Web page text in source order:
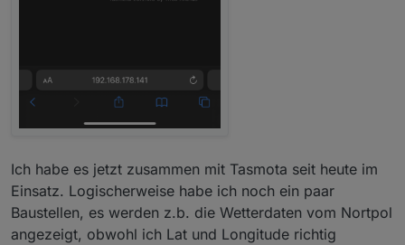
Ich habe es jetzt zusammen mit Tasmota seit heute im
Einsatz. Logischerweise habe ich noch ein paar
Baustellen, es werden z.b. die Wetterdaten vom Nortpol
angezeigt, obwohl ich Lat und Longitude richtig